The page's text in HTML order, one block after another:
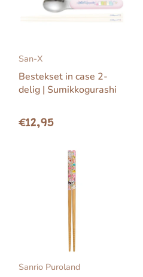
San-X
Bestekset in case 2-
delig | Sumikkogurashi
€12,95
Sanrio Puroland